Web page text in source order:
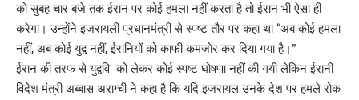
को सुबह चार बजे तक ईरान पर कोई हमला नहीं करता है तो ईरान भी ऐसा ही
करेगा। उन्हाेंने इजरायली प्रधानमंत्री से स्पष्ट तौर पर कहा था “अब कोई हमला
नहीं, अब कोई युद्व नहीं, ईरानियों को काफी कमजाेर कर दिया गया है।”
ईरान की तरफ से युद्ववि को लेकर कोई स्पष्ट घोषणा नहीं की गयी लेकिन ईरानी
विदेश मंत्री अब्बास अराग्ची ने कहा है कि यदि इजरायल उनके देश पर हमले रोक